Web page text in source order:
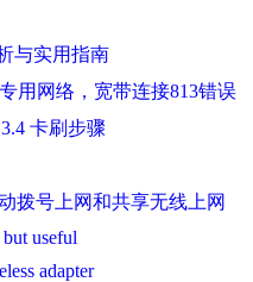
与实用指南
用网络，宽带连接813错误
卡刷步骤
拨号上网和共享无线上网
useful
adapter